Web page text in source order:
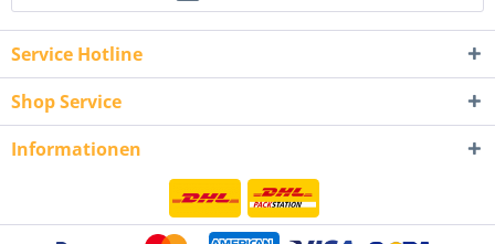
Service Hotline
Shop Service
Informationen